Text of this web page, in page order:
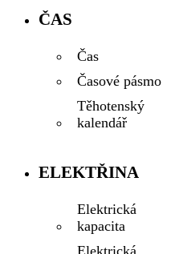
ČAS
Čas
Časové pásmo
Těhotenský
kalendář
ELEKTŘINA
Elektrická
kapacita
Elektrická